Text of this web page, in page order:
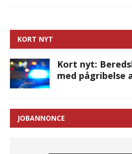
KORT NYT
Kort nyt:
med pågribelse
JOBANNONCE